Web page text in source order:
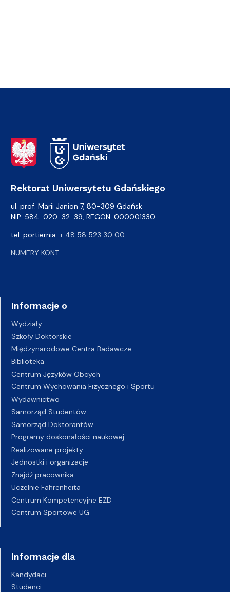
Adres Rektoratu
Rektorat Uniwersytetu Gdańskiego
ul. prof. Marii Janion 7, 80-309 Gdańsk
NIP: 584-020-32-39, REGON: 000001330
tel. portiernia: + 48 58 523 30 00
NUMERY KONT
Informacje o
Wydziały
Szkoły Doktorskie
Międzynarodowe Centra Badawcze
Biblioteka
Centrum Języków Obcych
Centrum Wychowania Fizycznego i Sportu
Wydawnictwo
Samorząd Studentów
Samorząd Doktorantów
Programy doskonałości naukowej
Realizowane projekty
Jednostki i organizacje
Znajdź pracownika
Uczelnie Fahrenheita
Centrum Kompetencyjne EZD
Centrum Sportowe UG
Informacje dla
Kandydaci
Studenci